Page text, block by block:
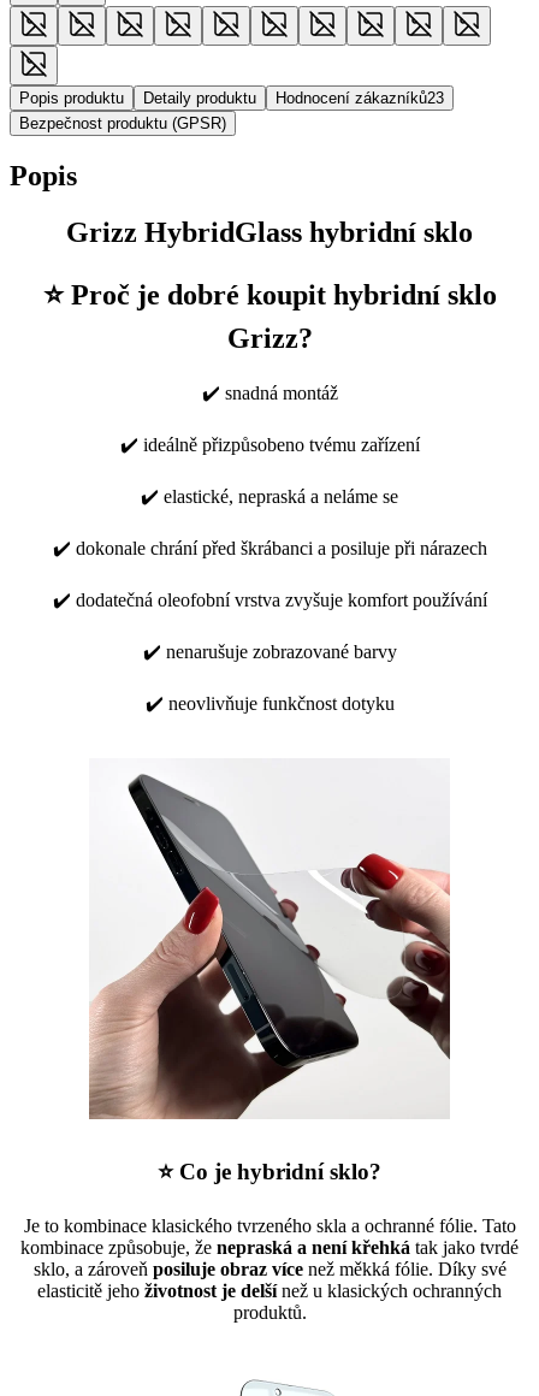
Popis produktu Detaily produktu Hodnocení zákazníků23
Bezpečnost produktu (GPSR)
Popis
Grizz HybridGlass hybridní sklo
⭐ Proč je dobré koupit hybridní sklo
Grizz?
✔️ snadná montáž
✔️ ideálně přizpůsobeno tvému zařízení
✔️ elastické, nepraská a neláme se
✔️ dokonale chrání před škrábanci a posiluje při nárazech
✔️ dodatečná oleofobní vrstva zvyšuje komfort používání
✔️ nenarušuje zobrazované barvy
✔️ neovlivňuje funkčnost dotyku
⭐ Co je hybridní sklo?
Je to kombinace klasického tvrzeného skla a ochranné fólie. Tato
kombinace způsobuje, že nepraská a není křehká tak jako tvrdé
sklo, a zároveň posiluje obraz vícenež měkká fólie. Díky své
elasticitě jeho životnost je delšínež u klasických ochranných
produktů.